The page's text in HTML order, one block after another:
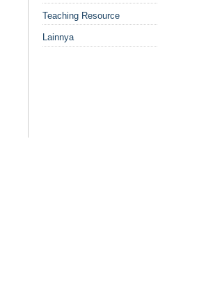
Teaching Resource
Lainnya